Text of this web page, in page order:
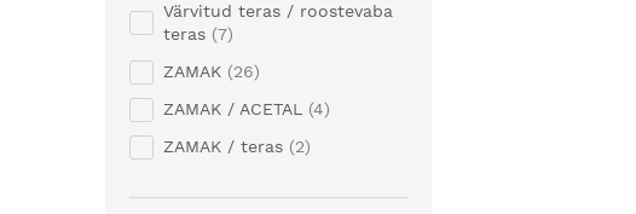
Värvitud teras / roostevaba
teras
7
ZAMAK
26
ZAMAK / ACETAL
4
ZAMAK / teras
2